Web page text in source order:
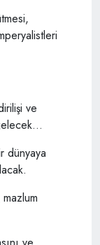
ve
dünyaya